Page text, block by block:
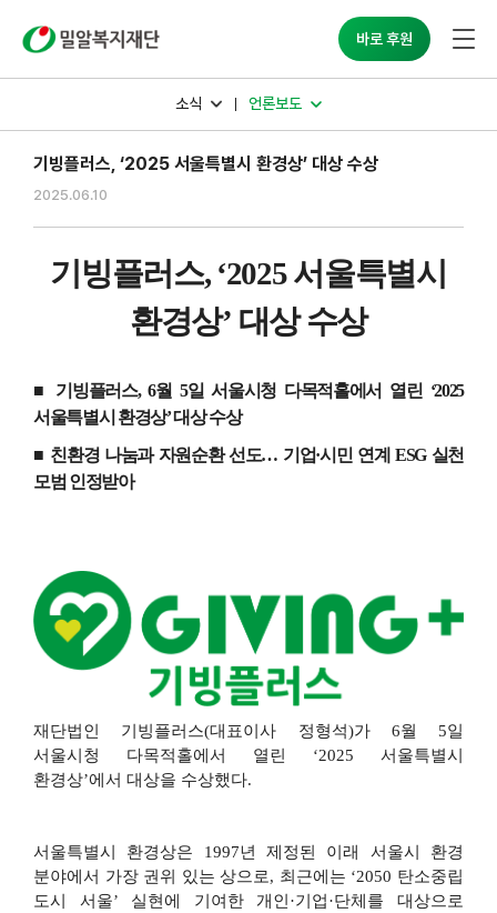
바로 후원
소식 언론보도
기빙플러스, ‘2025 서울특별시 환경상’ 대상 수상
2025.06.10
기빙플러스, ‘2025서울특별시
환경상’ 대상 수상
■ 기빙플러스, 6월 5일 서울시청 다목적홀에서 열린 ‘2025
서울특별시 환경상’대상 수상
■ 친환경 나눔과 자원순환 선도… 기업·시민 연계 ESG 실천
모범 인정받아
재단법인 기빙플러스(대표이사 정형석)가 6월 5일
서울시청 다목적홀에서 열린 ‘2025 서울특별시
환경상’에서 대상을 수상했다.
서울특별시 환경상은 1997년 제정된 이래 서울시 환경
분야에서 가장 권위 있는 상으로, 최근에는 ‘2050 탄소중립
도시 서울’ 실현에 기여한 개인·기업·단체를 대상으로